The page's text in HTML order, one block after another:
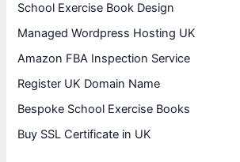
School Exercise Book Design
Managed Wordpress Hosting UK
Amazon FBA Inspection Service
Register UK Domain Name
Bespoke School Exercise Books
Buy SSL Certificate in UK